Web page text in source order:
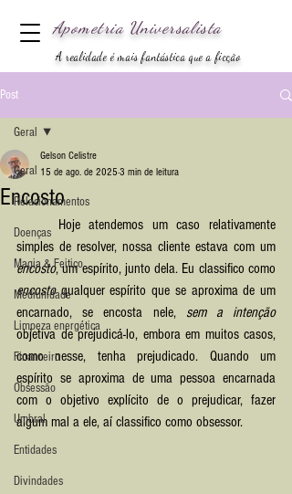
Apometria Universalista
A realidade é mais fantástica que a ficção
Post
Geral
Relacionamentos
Doenças
Magia & Feitiço
Mediunidade
Limpeza energética
Financeiro
Obsessão
Umbral
Entidades
Divindades
Geral
Encosto
Gelson Celistre
15 de ago. de 2025 3 min de leitura
	Hoje atendemos um caso relativamente
simples de resolver, nossa cliente estava com um
encosto
encosto qualquer espírito que se aproxima de um
encarnado, se encosta nele, sem a intenção
objetiva de prejudicá-lo, embora em muitos casos,
como nesse, tenha prejudicado. Quando um
espírito se aproxima de uma pessoa encarnada
com o objetivo explícito de o prejudicar, fazer
algum mal a ele, aí classifico como obsessor.